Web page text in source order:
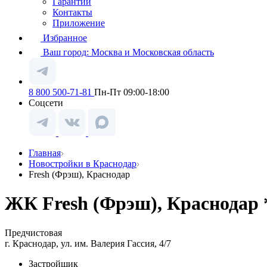
Контакты
Приложение
Избранное
Ваш город: Москва и Московская область
8 800 500-71-81 Пн-Пт 09:00-18:00
Соцсети
Главная
Новостройки в Краснодар
Fresh (Фрэш), Краснодар
ЖК Fresh (Фрэш), Краснодар
Предчистовая
г. Краснодар, ул. им. Валерия Гассия, 4/7
Застройщик